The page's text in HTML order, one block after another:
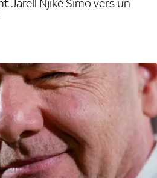
Jarell Njiké Simo vers un